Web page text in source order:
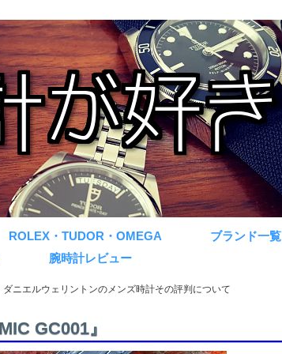
ROLEX・TUDOR・OMEGA ブランド一覧
腕時計レビュー
ダニエルウェリントンのメンズ時計その評判について
GC001』